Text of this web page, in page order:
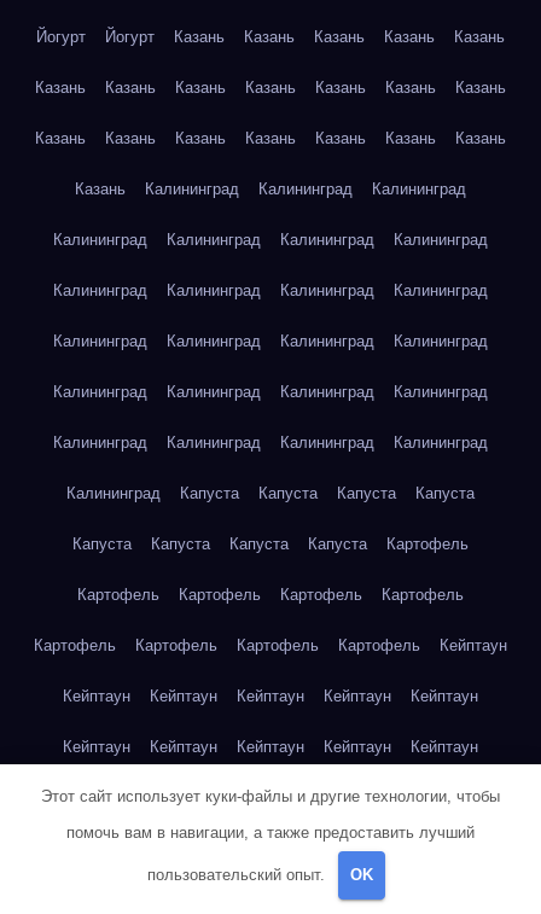
Йогурт Йогурт Казань Казань Казань Казань Казань
Казань Казань Казань Казань Казань Казань Казань
Казань Казань Казань Казань Казань Казань Казань
Казань Калининград Калининград Калининград
Калининград Калининград Калининград Калининград
Калининград Калининград Калининград Калининград
Калининград Калининград Калининград Калининград
Калининград Калининград Калининград Калининград
Калининград Калининград Калининград Калининград
Калининград Капуста Капуста Капуста Капуста
Капуста Капуста Капуста Капуста Картофель
Картофель Картофель Картофель Картофель
Картофель Картофель Картофель Картофель Кейптаун
Кейптаун Кейптаун Кейптаун Кейптаун Кейптаун
Кейптаун Кейптаун Кейптаун Кейптаун Кейптаун
Кейптаун Кейптаун Кейптаун Кейптаун Кейптаун
Кейптаун
Клубника
Этот сайт использует куки-файлы и другие технологии, чтобы
помочь вам в навигации, а также предоставить лучший
пользовательский опыт. OK